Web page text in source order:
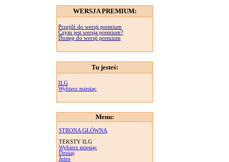
WERSJA PREMIUM:
Przejdź do wersji premium
Czym jest wersja premium?
Dostęp do wersji premium
Tu jesteś:
ILG
Wybierz miesiąc
Menu:
STRONA GŁÓWNA
TEKSTY ILG
Wybierz miesiąc
Dzisiaj
Jutro